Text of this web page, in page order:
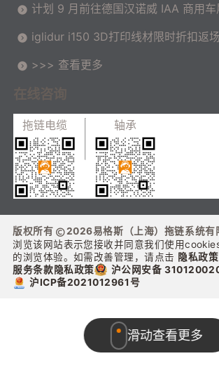
滑动查看更多
计划 9 月前往德国汉诺威 IAA 商用车
iglidur i150 3D打印线材限时折扣返场
>>> 查看更多
拖链电缆 轴承
版权所有 2026易格斯（上海）拖链系统有
浏览该网站表示您接收并同意我们使用
的浏览体验。如需改善管理，请点击 隐私政策
服务条款隐私政策
沪公网安备
沪ICP备2021012961号